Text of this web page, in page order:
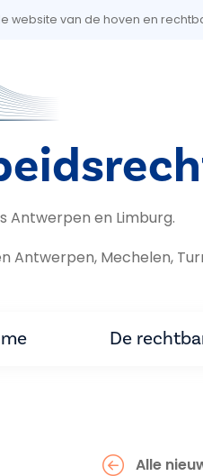
gaan
website van de hoven en
Antwerpen en Limburg.
Antwerpen, Mechelen,
De
Alle